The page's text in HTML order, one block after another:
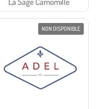
NON DISPONIBLE